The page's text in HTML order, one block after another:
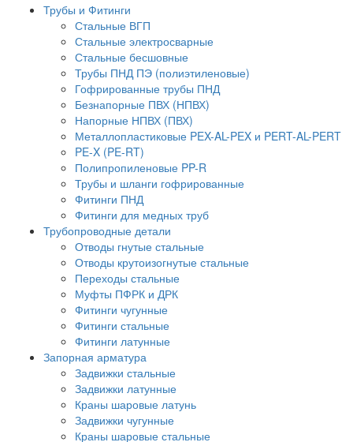
Трубы и Фитинги
Стальные ВГП
Стальные электросварные
Стальные бесшовные
Трубы ПНД ПЭ (полиэтиленовые)
Гофрированные трубы ПНД
Безнапорные ПВХ (НПВХ)
Напорные НПВХ (ПВХ)
Металлопластиковые PEX-AL-PEX и PERT-AL-PERT
PE-X (PE-RT)
Полипропиленовые PP-R
Трубы и шланги гофрированные
Фитинги ПНД
Фитинги для медных труб
Трубопроводные детали
Отводы гнутые стальные
Отводы крутоизогнутые стальные
Переходы стальные
Муфты ПФРК и ДРК
Фитинги чугунные
Фитинги стальные
Фитинги латунные
Запорная арматура
Задвижки стальные
Задвижки латунные
Краны шаровые латунь
Задвижки чугунные
Краны шаровые стальные